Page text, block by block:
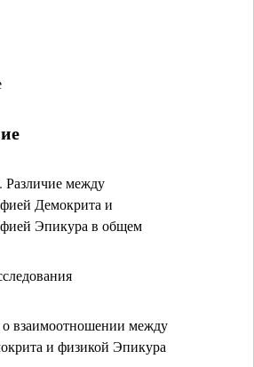
Различие между
Демокрита и
Эпикура в общем
взаимоотношении между
и физикой Эпикура